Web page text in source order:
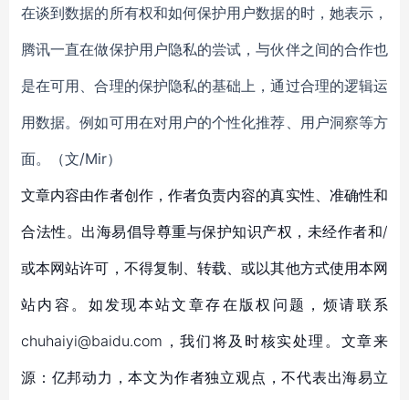
在谈到数据的所有权和如何保护用户数据的时，她表示，
腾讯一直在做保护用户隐私的尝试，与伙伴之间的合作也
是在可用、合理的保护隐私的基础上，通过合理的逻辑运
用数据。例如可用在对用户的个性化推荐、用户洞察等方
面。（文/Mir）
文章内容由作者创作，作者负责内容的真实性、准确性和
合法性。出海易倡导尊重与保护知识产权，未经作者和/
或本网站许可，不得复制、转载、或以其他方式使用本网
站内容。如发现本站文章存在版权问题，烦请联系
chuhaiyi@baidu.com，我们将及时核实处理。文章来
源：亿邦动力，本文为作者独立观点，不代表出海易立